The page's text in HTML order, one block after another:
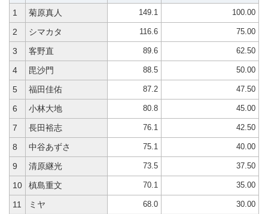
1 菊原真人 149.1 100.00
2 シマカタ 116.6 75.00
3 客野直 89.6 62.50
4 毘沙門 88.5 50.00
5 福田佳佑 87.2 47.50
6 小林大地 80.8 45.00
7 長田裕志 76.1 42.50
8 中谷あずさ 75.1 40.00
9 清原継光 73.5 37.50
10 槙島重文 70.1 35.00
11 ミヤ 68.0 30.00